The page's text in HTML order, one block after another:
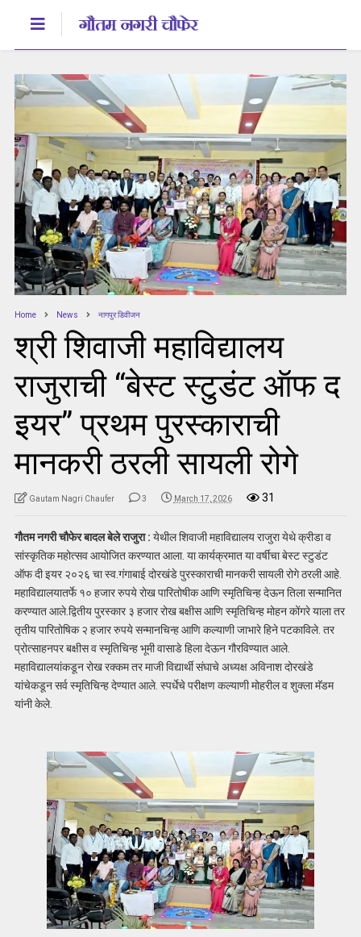
Home News नागपुर डिवीजन
श्री शिवाजी महाविद्यालय
राजुराची “बेस्ट स्टुडंट ऑफ द
इयर” प्रथम पुरस्काराची
मानकरी ठरली सायली रोगे
Gautam Nagri Chaufer 3 March 17, 2026 31
गौतम नगरी चौफेर बादल बेले राजुरा : येथील शिवाजी महाविद्यालय राजुरा येथे क्रीडा व
सांस्कृतिक महोत्सव आयोजित करण्यात आला. या कार्यक्रमात या वर्षीचा बेस्ट स्टुडंट
ऑफ दी इयर २०२६ चा स्व.गंगाबाई दोरखंडे पुरस्काराची मानकरी सायली रोगे ठरली आहे.
महाविद्यालयातर्फे १० हजार रुपये रोख पारितोषीक आणि स्मृतिचिन्ह देऊन तिला सन्मानित
करण्यात आले.द्वितीय पुरस्कार ३ हजार रोख बक्षीस आणि स्मृतिचिन्ह मोहन कोंगरे याला तर
तृतीय पारितोषिक २ हजार रुपये सन्मानचिन्ह आणि कल्याणी जाभारे हिने पटकाविले. तर
प्रोत्साहनपर बक्षीस व स्मृतिचिन्ह भूमी वासाडे हिला देऊन गौरविण्यात आले.
महाविद्यालयांकडून रोख रक्कम तर माजी विद्यार्थी संघाचे अध्यक्ष अविनाश दोरखंडे
यांचेकडून सर्व स्मृतिचिन्ह देण्यात आले. स्पर्धेचे परीक्षण कल्याणी मोहरील व शुक्ला मॅडम
यांनी केले.